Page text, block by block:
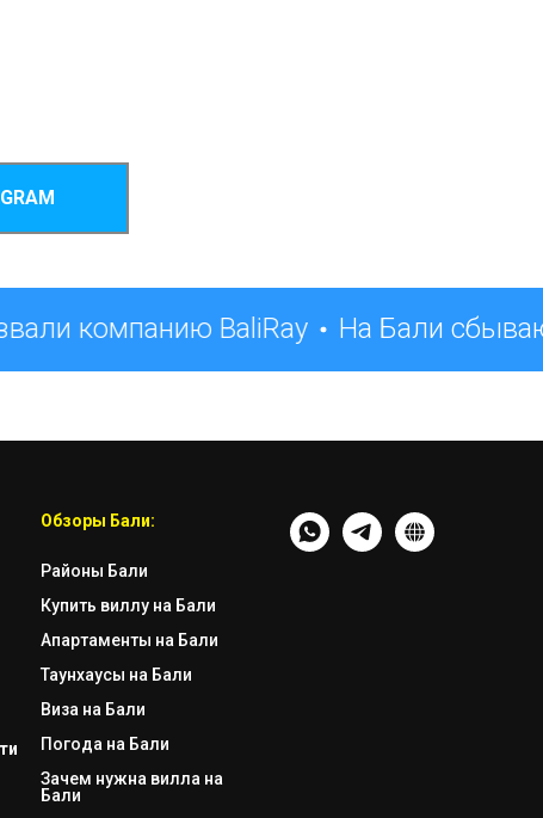
компанию BaliRay На Бали
Обзоры Бали:
Районы Бали
Купить виллу на Бали
Апартаменты на Бали
Таунхаусы на Бали
Виза на Бали
Погода на Бали
Зачем нужна вилла на
Бали